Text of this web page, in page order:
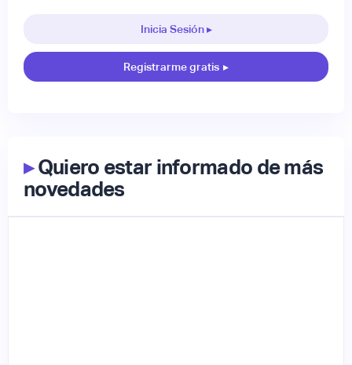
Inicia Sesión ▸
Registrarme gratis ▸
▸Quiero estar informado de más
novedades